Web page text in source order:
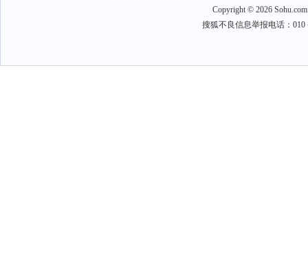
Copyright © 2026
搜狐不良信息举报电话：010